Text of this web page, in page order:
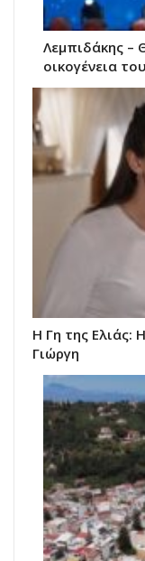
Λεμπιδάκης –
οικογένεια
Η Γη της Ελιάς:
Γιώργη